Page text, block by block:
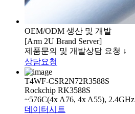
OEM/ODM 생산 및 개발
[Arm 2U Brand Server]
제품문의 및 개발상담 요청 ↓
상담요청
T4WF-CSR2N72R3588S
Rockchip RK3588S
~576C(4x A76, 4x A55), 2.4GHz
데이터시트